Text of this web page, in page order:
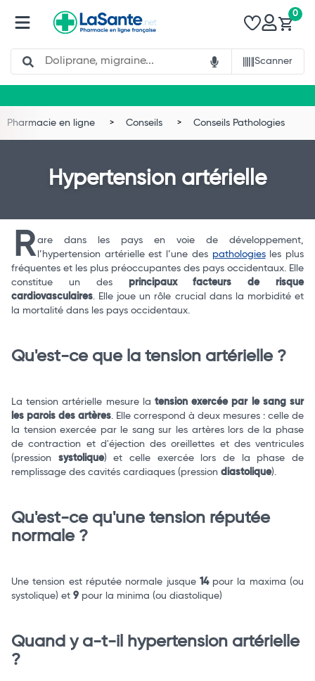
Search
Scanner
0
Commander
Pharmacie en ligne Conseils Conseils Pathologies
Hypertension artérielle
R are dans les pays en voie de développement,
l’hypertension artérielle est l’une des pathologiesles plus
fréquentes et les plus préoccupantes des pays occidentaux. Elle
constitue un des
principaux facteurs de risque
cardiovasculaires. Elle joue un rôle crucial dans la morbidité et
la mortalité dans les pays occidentaux.
Qu'est-ce que la tension artérielle ?
La tension artérielle mesure la tension exercée par le sang sur
les parois des artères. Elle correspond à deux mesures : celle de
la tension exercée par le sang sur les artères lors de la phase
de contraction et d'éjection des oreillettes et des ventricules
(pression systolique) et celle exercée lors de la phase de
remplissage des cavités cardiaques (pression diastolique).
Qu'est-ce qu'une tension réputée
normale ?
Une tension est réputée normale jusque 14pour la maxima (ou
systolique) et 9 pour la minima (ou diastolique)
Quand y a-t-il hypertension artérielle
?